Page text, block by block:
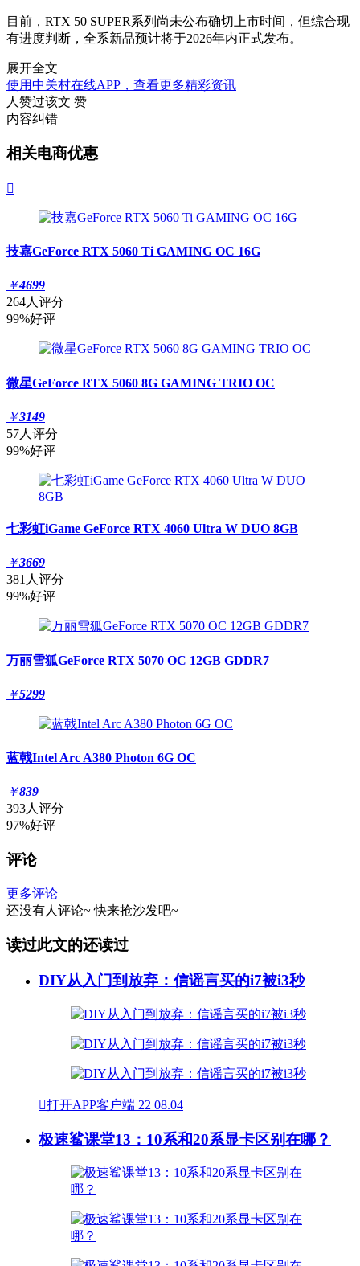
目前，RTX 50 SUPER系列尚未公布确切上市时间，但综合现
有进度判断，全系新品预计将于2026年内正式发布。
展开全文
使用中关村在线APP，查看更多精彩资讯
人赞过该文 赞
内容纠错
相关电商优惠

技嘉GeForce RTX 5060 Ti GAMING OC 16G
￥4699
264人评分
99%好评
微星GeForce RTX 5060 8G GAMING TRIO OC
￥3149
57人评分
99%好评
七彩虹iGame GeForce RTX 4060 Ultra W DUO 8GB
￥3669
381人评分
99%好评
万丽雪狐GeForce RTX 5070 OC 12GB GDDR7
￥5299
蓝戟Intel Arc A380 Photon 6G OC
￥839
393人评分
97%好评
评论
更多评论
还没有人评论~ 快来抢沙发吧~
读过此文的还读过
DIY从入门到放弃：信谣言买的i7被i3秒
打开APP客户端 22 08.04
极速鲨课堂13：10系和20系显卡区别在哪？